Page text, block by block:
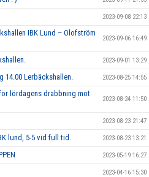
2023-09-08 22:13
IBK Lund – Olofström
2023-09-06 16:49
2023-09-01 13:29
14.00 Lerbäckshallen. 2023-08-25 14:55
lördagens drabbning mot
2023-08-24 11:50
2023-08-23 21:47
lund, 5-5 vid full tid. 2023-08-23 13:21
2023-05-19 16:27
2023-04-16 15:30